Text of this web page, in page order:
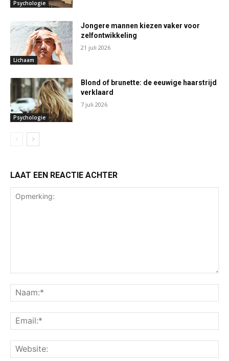
Psychologie
Lichaam
Jongere mannen kiezen vaker voor
zelfontwikkeling
21 juli 2026
Psychologie
Blond of brunette: de eeuwige haarstrijd
verklaard
7 juli 2026
LAAT EEN REACTIE ACHTER